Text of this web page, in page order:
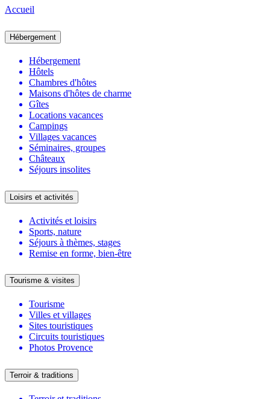
Accueil
Hébergement
Hébergement
Hôtels
Chambres d'hôtes
Maisons d'hôtes de charme
Gîtes
Locations vacances
Campings
Villages vacances
Séminaires, groupes
Châteaux
Séjours insolites
Loisirs et activités
Activités et loisirs
Sports, nature
Séjours à thèmes, stages
Remise en forme, bien-être
Tourisme & visites
Tourisme
Villes et villages
Sites touristiques
Circuits touristiques
Photos Provence
Terroir & traditions